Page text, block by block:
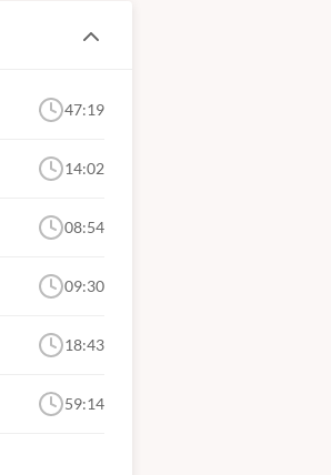
47:19
14:02
08:54
09:30
18:43
59:14